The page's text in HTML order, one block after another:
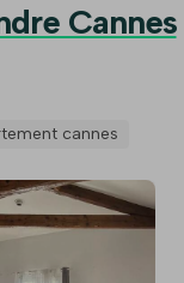
Cannes
cannes